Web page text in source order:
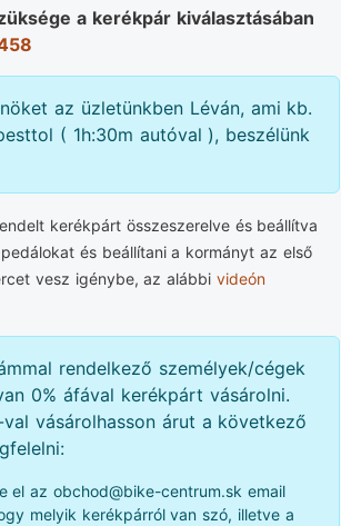
a kerékpár kiválasztásában
az üzletünkben Léván, ami kb.
( 1h:30m autóval ), beszélünk
kerékpárt összeszerelve és beállítva
és beállítani a kormányt az első
vesz igénybe, az alábbivideón
rendelkező személyek/cégek
0% áfával kerékpárt vásárolni.
vásárolhasson árut a következő
el az obchod@bike-centrum.sk email
melyik kerékpárról van szó, illetve a